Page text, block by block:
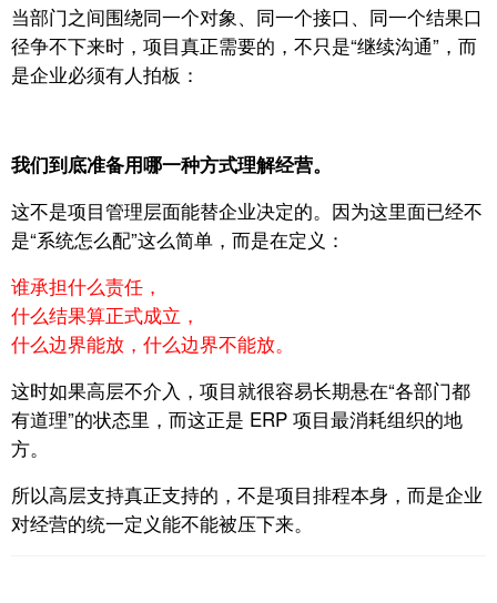
当部门之间围绕同一个对象、同一个接口、同一个结果口
径争不下来时， 项目真正需要的，不只是“继续沟通”， 而
是企业必须有人拍板：
我们到底准备用哪一种方式理解经营。
这不是项目管理层面能替企业决定的。 因为这里面已经不
是“系统怎么配”这么简单， 而是在定义：
谁承担什么责任，
什么结果算正式成立，
什么边界能放，什么边界不能放。
这时如果高层不介入， 项目就很容易长期悬在“各部门都
有道理”的状态里，而这正是 ERP 项目最消耗组织的地
方。
所以高层支持真正支持的， 不是项目排程本身， 而是企业
对经营的统一定义能不能被压下来。